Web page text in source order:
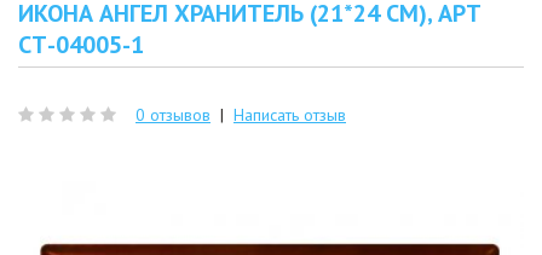
ИКОНА АНГЕЛ ХРАНИТЕЛЬ (21*24 СМ), АРТ
СТ-04005-1
0 отзывов | Написать отзыв